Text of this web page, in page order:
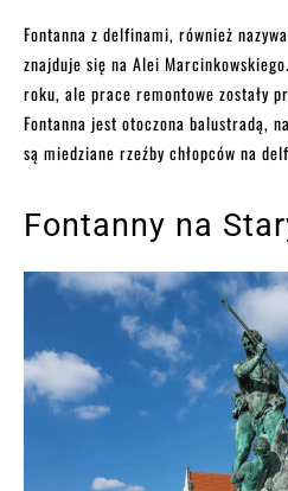
Fontanna z delfinami, również
znajduje się na Alei
roku, ale prace remontowe zostały
Fontanna jest otoczona balustradą,
są miedziane rzeźby chłopców na
Fontanny na